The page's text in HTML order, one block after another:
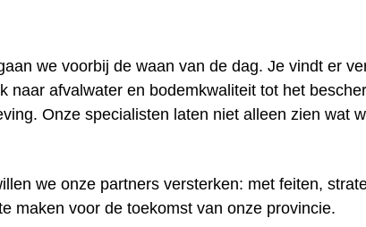
we voorbij de waan van de dag. Je vindt er
naar afvalwater en bodemkwaliteit tot het
Onze specialisten laten niet alleen zien wat
we onze partners versterken: met feiten,
maken voor de toekomst van onze provincie.